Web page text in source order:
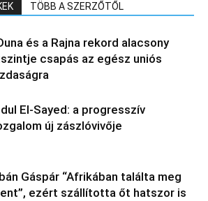
TÖBB A SZERZŐTŐL
és a Rajna rekord alacsony
csapás az egész uniós
El‑Sayed: a progresszív
új zászlóvivője
Gáspár “Afrikában találta meg
ezért szállította őt hatszor is